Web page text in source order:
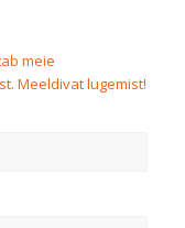
meie
Meeldivat lugemist!